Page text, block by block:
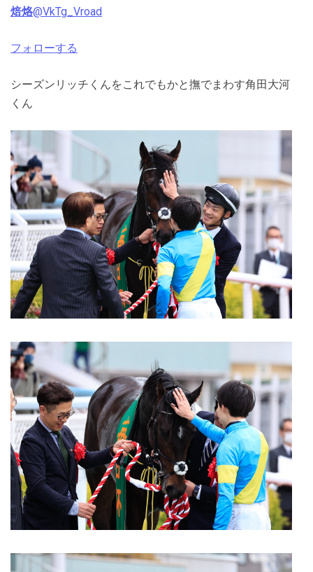
焙烙@VkTg_Vroad
フォローする
シーズンリッチくんをこれでもかと撫でまわす角田大河
くん